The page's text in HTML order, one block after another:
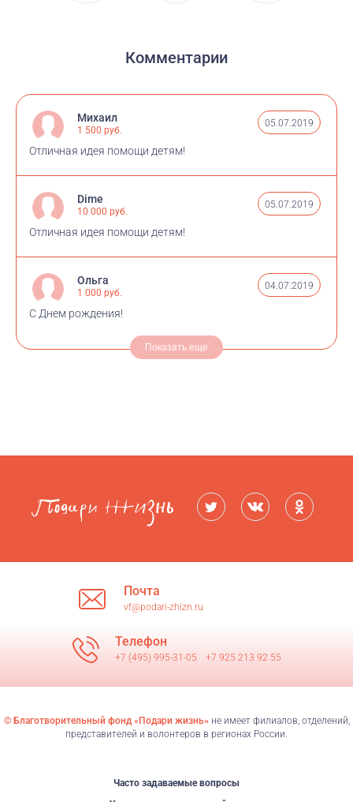
Комментарии
Михаил
1 500 руб.
05.07.2019
Отличная идея помощи детям!
Dime
10 000 руб.
05.07.2019
Отличная идея помощи детям!
Ольга
1 000 руб.
04.07.2019
С Днем рождения!
Показать еще
Почта
vf@podari-zhizn.ru
Телефон
+7 (495) 995-31-05 +7 925 213 92 55
© Благотворительный фонд «Подари жизнь»не имеет филиалов, отделений,
представителей и волонтеров в регионах России.
Часто задаваемые вопросы